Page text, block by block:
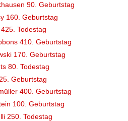
90. Geburtstag
160. Geburtstag
Todestag
410. Geburtstag
170. Geburtstag
80. Todestag
Geburtstag
400. Geburtstag
100. Geburtstag
250. Todestag